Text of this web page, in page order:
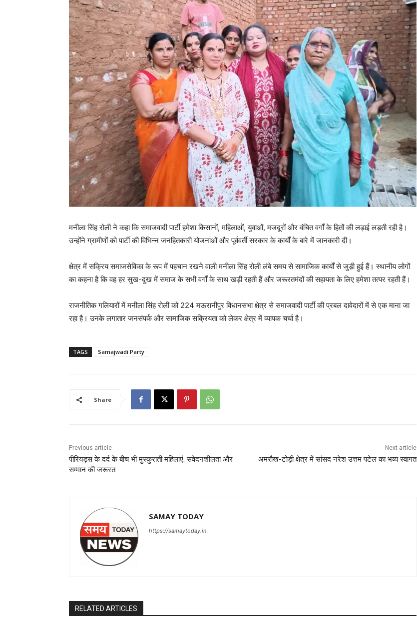
मनीला सिंह रोली ने कहा कि समाजवादी पार्टी हमेशा किसानों, महिलाओं, युवाओं, मजदूरों और वंचित वर्गों के हितों की लड़ाई लड़ती रही है।
उन्होंने ग्रामीणों को पार्टी की विभिन्न जनहितकारी योजनाओं और पूर्ववर्ती सरकार के कार्यों के बारे में जानकारी दी।
क्षेत्र में सक्रिय समाजसेविका के रूप में पहचान रखने वाली मनीला सिंह रोली लंबे समय से सामाजिक कार्यों से जुड़ी हुई हैं। स्थानीय लोगों
का कहना है कि वह हर सुख-दुख में समाज के सभी वर्गों के साथ खड़ी रहती हैं और जरूरतमंदों की सहायता के लिए हमेशा तत्पर रहती हैं।
राजनीतिक गलियारों में मनीला सिंह रोली को 224 मऊरानीपुर विधानसभा क्षेत्र से समाजवादी पार्टी की प्रबल दावेदारों में से एक माना जा
रहा है। उनके लगातार जनसंपर्क और सामाजिक सक्रियता को लेकर क्षेत्र में व्यापक चर्चा है।
TAGS Samajwadi Party
Share
Previous article
पीरियड्स के दर्द के बीच भी मुस्कुराती महिलाएं: संवेदनशीलता और
सम्मान की जरूरत
Next article
अमरौख-टोड़ी क्षेत्र में सांसद नरेश उत्तम पटेल का भव्य स्वागत
SAMAY TODAY
https://samaytoday.in
RELATED ARTICLES